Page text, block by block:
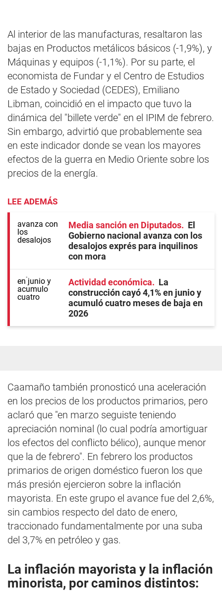
Al interior de las manufacturas, resaltaron las
bajas en Productos metálicos básicos (-1,9%), y
Máquinas y equipos (-1,1%). Por su parte, el
economista de Fundar y el Centro de Estudios
de Estado y Sociedad (CEDES), Emiliano
Libman, coincidió en el impacto que tuvo la
dinámica del "billete verde" en el IPIM de febrero.
Sin embargo, advirtió que probablemente sea
en este indicador donde se vean los mayores
efectos de la guerra en Medio Oriente sobre los
precios de la energía.
LEE ADEMÁS
Media sanción en Diputados
El
Gobierno nacional avanza con los
desalojos exprés para inquilinos
con mora
Actividad económica
La
construcción cayó 4,1% en junio y
acumuló cuatro meses de baja en
2026
Caamaño también pronosticó una aceleración
en los precios de los productos primarios, pero
aclaró que "en marzo seguiste teniendo
apreciación nominal (lo cual podría amortiguar
los efectos del conflicto bélico), aunque menor
que la de febrero". En febrero los productos
primarios de origen doméstico fueron los que
más presión ejercieron sobre la inflación
mayorista. En este grupo el avance fue del 2,6%,
sin cambios respecto del dato de enero,
traccionado fundamentalmente por una suba
del 3,7% en petróleo y gas.
La inflación mayorista y la inflación
minorista, por caminos distintos: